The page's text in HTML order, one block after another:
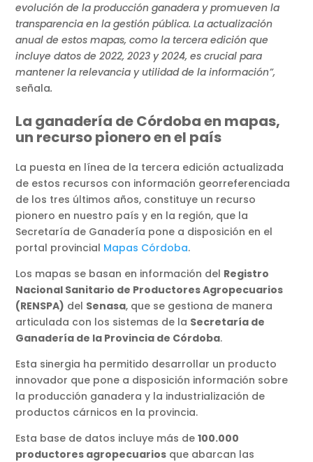
evolución de la producción ganadera y promueven la
transparencia en la gestión pública. La actualización
anual de estos mapas, como la tercera edición que
incluye datos de 2022, 2023 y 2024, es crucial para
mantener la relevancia y utilidad de la información”,
señala.
La ganadería de Córdoba en mapas,
un recurso pionero en el país
La puesta en línea de la tercera edición actualizada
de estos recursos con información georreferenciada
de los tres últimos años, constituye un recurso
pionero en nuestro país y en la región, que la
Secretaría de Ganadería pone a disposición en el
portal provincial Mapas Córdoba.
Los mapas se basan en información del Registro
Nacional Sanitario de Productores Agropecuarios
(RENSPA) del Senasa, que se gestiona de manera
articulada con los sistemas de la Secretaría de
Ganadería de la Provincia de Córdoba.
Esta sinergia ha permitido desarrollar un producto
innovador que pone a disposición información sobre
la producción ganadera y la industrialización de
productos cárnicos en la provincia.
Esta base de datos incluye más de100.000
productores agropecuarios que abarcan las